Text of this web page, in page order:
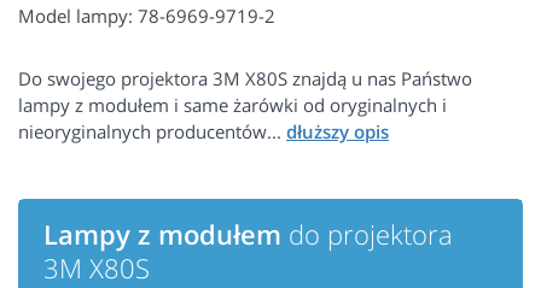
Model lampy: 78-6969-9719-2
Do swojego projektora 3M X80S znajdą u nas Państwo
lampy z modułem i same żarówki od oryginalnych i
nieoryginalnych producentów...
Lampy z modułem do projektora
3M X80S